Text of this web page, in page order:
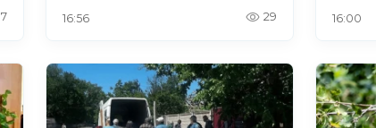
7
територій
16:56 29 16:00